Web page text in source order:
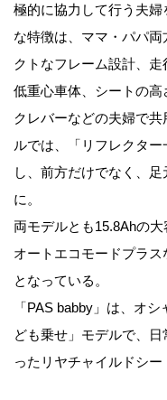
極的に協力して行う夫
な特徴は、ママ・パパ
クトなフレーム設計、
低重心車体、シートの
クレバーなどの夫婦で
ルでは、「リフレクタ
し、前方だけでなく、
に。
両モデルとも15.8Ahの
オートエコモードプラ
となっている。
「PAS babby」は、オ
ども乗せ」モデルで、
ったリヤチャイルドシー